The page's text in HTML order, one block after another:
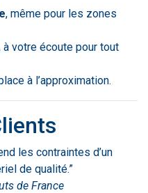
, même pour les zones
à votre écoute pour tout
à l’approximation.
les contraintes d’un
de qualité.”
de France